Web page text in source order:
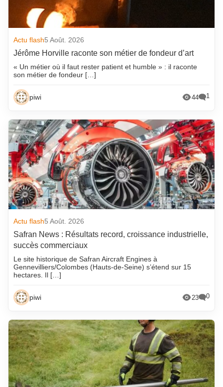
Actu flash5 Août. 2026
Jérôme Horville raconte son métier de fondeur d’art
« Un métier où il faut rester patient et humble » : il raconte
son métier de fondeur […]
piwi 44 1
Actu flash5 Août. 2026
Safran News : Résultats record, croissance industrielle,
succès commerciaux
Le site historique de Safran Aircraft Engines à
Gennevilliers/Colombes (Hauts-de-Seine) s’étend sur 15
hectares. Il […]
piwi 23 0